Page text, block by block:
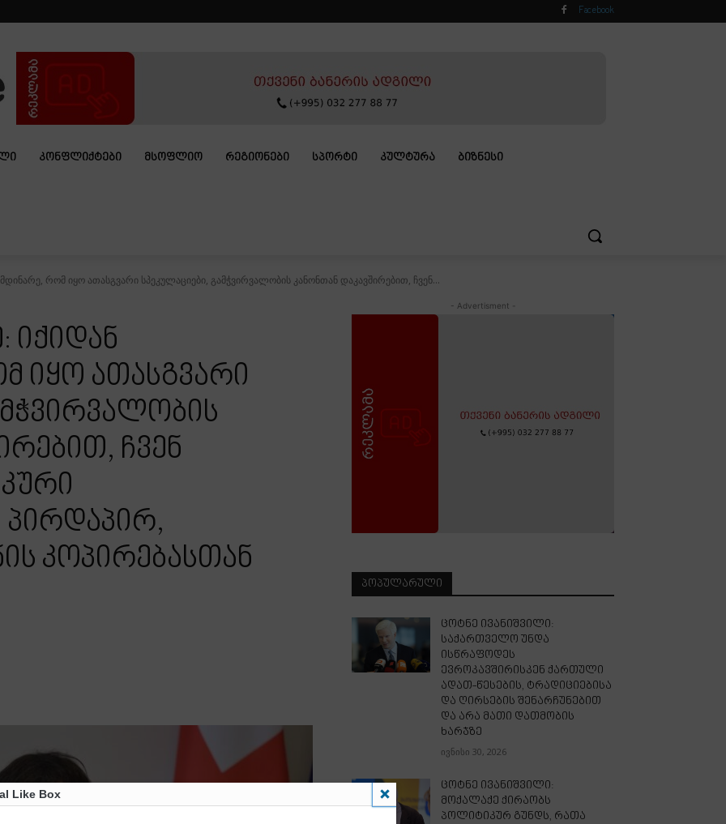
Facebook
ᲙᲝᲜᲤᲚᲘᲥᲢᲔᲑᲘ ᲛᲡᲝᲤᲚᲘᲝ ᲠᲔᲒᲘᲝᲜᲔᲑᲘ ᲡᲞᲝᲠᲢᲘ ᲙᲣᲚᲢᲣᲠᲐ ᲑᲘᲖᲜᲔᲡᲘ
რომ იყო ათასგვარი სპეკულაციები, გამჭვირვალობის კანონთან დაკავშირებით, ჩვენ...
იქიდან
იყო ათასგვარი
ჩვენ
პირდაპირ,
კოპირებასთან
- Advertisment -
ᲞᲝᲞᲣᲚᲐᲠᲣᲚᲘ
ცოტნე ივანიშვილი:
საქართველო უნდა
ისწრაფოდეს
ევროკავშირისკენ ქართული
ადათ-წესების, ტრადიციებისა
და ღირსების შენარჩუნებით
და არა მათი დათმობის
ხარჯზე
ივნისი 30, 2026
ცოტნე ივანიშვილი:
მოქალაქე ქირაობს
პოლიტიკურ გუნდს, რათა
Like Box